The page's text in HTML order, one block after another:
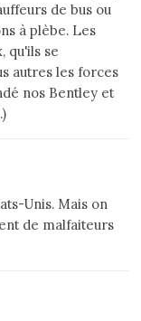
de bus ou
à plèbe. Les
qu'ils se
autres les forces
nos Bentley et
Unis. Mais on
de malfaiteurs